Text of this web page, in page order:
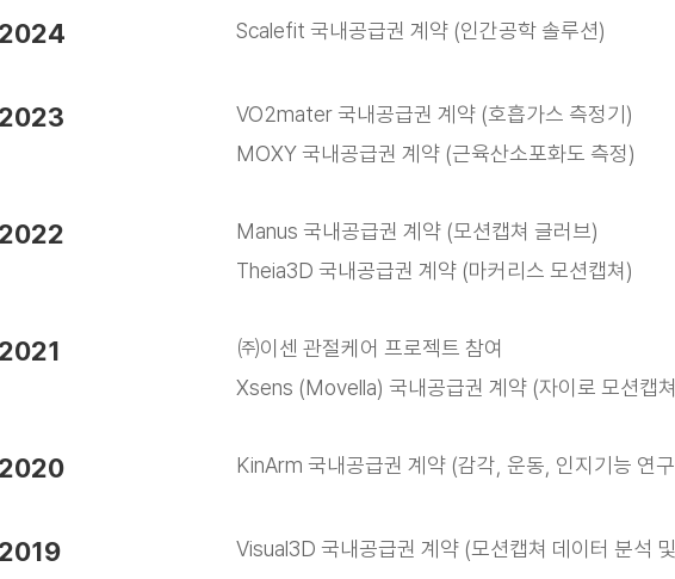
2024 Scalefit 국내공급권 계약 (인간공학 솔루션)
2023
VO2mater 국내공급권 계약 (호흡가스 측정기)
MOXY 국내공급권 계약 (근육산소포화도 측정)
2022
Manus 국내공급권 계약 (모션캡쳐 글러브)
Theia3D 국내공급권 계약 (마커리스 모션캡쳐)
2021
㈜이센 관절케어 프로젝트 참여
Xsens (Movella) 국내공급권 계약 (자이로 모션캡
2020 KinArm 국내공급권 계약 (감각, 운동, 인지기능 연
2019 Visual3D 국내공급권 계약 (모션캡쳐 데이터 분석